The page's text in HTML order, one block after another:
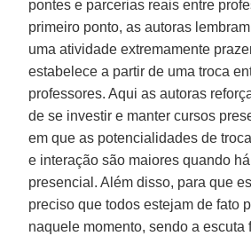
pontes e parcerias reais entre
primeiro ponto, as autoras
uma atividade extremamente
estabelece a partir de uma troca
professores. Aqui as autoras
de se investir e manter cursos
em que as potencialidades de
e interação são maiores quando
presencial. Além disso, para que
preciso que todos estejam de fato
naquele momento, sendo a escuta